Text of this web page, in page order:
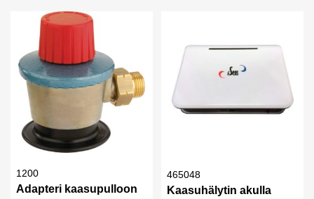
1200
Adapteri kaasupulloon
465048
Kaasuhälytin akulla